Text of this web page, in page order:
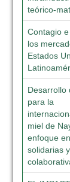
teórico-
Contagio
los
Estados
Desarrollo
para la
miel de
enfoque
solidarias